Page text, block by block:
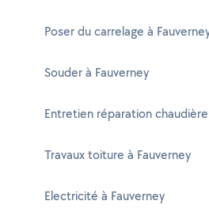
Poser du carrelage à
Souder à Fauverney
Entretien réparation
Travaux toiture à Fauverney
Electricité à Fauverney